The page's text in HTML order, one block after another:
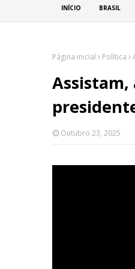
INÍCIO BRASIL
Página inicial Política
Outubro 23, 2025